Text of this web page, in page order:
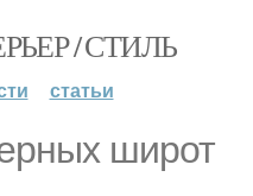
/ СТИЛЬ
статьи
широт